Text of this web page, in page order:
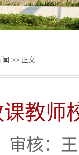
>> 正文
教师
审核：